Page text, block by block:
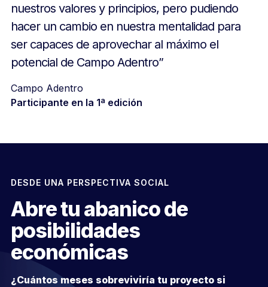
nuestros valores y principios, pero pudiendo
hacer un cambio en nuestra mentalidad para
ser capaces de aprovechar al máximo el
potencial de Campo Adentro”
Campo Adentro
Participante en la 1ª edición
DESDE UNA PERSPECTIVA SOCIAL
Abre tu abanico de
posibilidades
económicas
¿Cuántos meses sobreviviría tu proyecto si